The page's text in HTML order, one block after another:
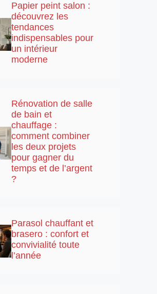
Papier peint salon :
découvrez les
tendances
indispensables pour
un intérieur
moderne
Rénovation de salle
de bain et
chauffage :
comment combiner
les deux projets
pour gagner du
temps et de l’argent
?
Parasol chauffant et
brasero : confort et
convivialité toute
l’année